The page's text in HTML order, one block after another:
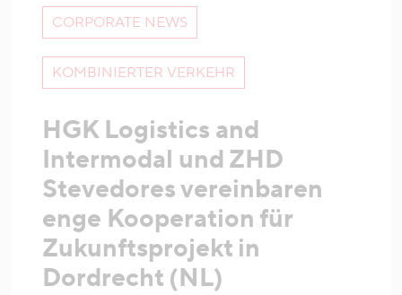
CORPORATE NEWS
KOMBINIERTER VERKEHR
HGK Logistics and
Intermodal und ZHD
Stevedores vereinbaren
enge Kooperation für
Zukunftsprojekt in
Dordrecht (NL)